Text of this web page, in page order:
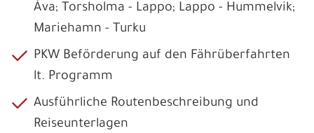
Åva; Torsholma - Lappo; Lappo - Hummelvik;
Mariehamn - Turku
PKW Beförderung auf den Fährüberfahrten
lt. Programm
Ausführliche Routenbeschreibung und
Reiseunterlagen